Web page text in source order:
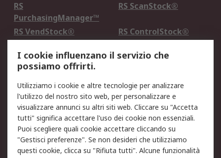
RS
PurchasingManager™
RS ScanStock®
RS VendStock®
RS ControlStock®
Legale
Informativa Cookie
Informativa Privacy -
Aggiornata
Email Security
Termini d'uso
Condizioni di vendita
Condizioni generali di
servizio
Etica e responsabilità
I cookie influenzano il servizio che
possiamo offrirti.
Utilizziamo i cookie e altre tecnologie per analizzare
l'utilizzo del nostro sito web, per personalizzare e
visualizzare annunci su altri siti web. Cliccare su "Accetta
tutti" significa accettare l'uso dei cookie non essenziali.
Puoi scegliere quali cookie accettare cliccando su
"Gestisci preferenze". Se non desideri che utilizziamo
questi cookie, clicca su "Rifiuta tutti". Alcune funzionalità